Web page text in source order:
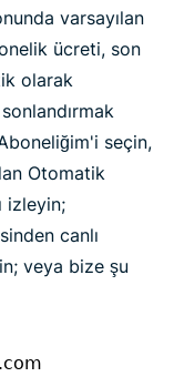
varsayılan
ücreti, son
olarak
seçin,
Otomatik
izleyin;
canlı
veya bize şu